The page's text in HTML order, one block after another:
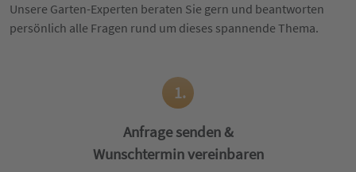
Unsere Garten-Experten beraten Sie gern und beantworten
persönlich alle Fragen rund um dieses spannende Thema.
1.
Anfrage senden &
Wunschtermin vereinbaren